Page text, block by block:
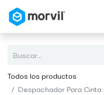
Todos los productos
Despachador Para